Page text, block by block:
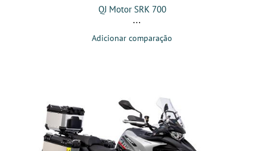
QJ Motor SRK 700
Adicionar comparação